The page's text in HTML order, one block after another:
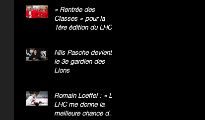
« Rentrée des
Classes » pour la
1ère édition du LHC
Nils Pasche devient
le 3e gardien des
Lions
Romain Loeffel : « Le
LHC me donne la
meilleure chance de